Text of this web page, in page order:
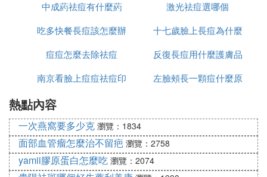
慢淡化,舒緩減淡發紅的痘印，清除黑色痘印的色素
沉積。所以，想要快速去痘印的朋友們就可以選擇結
3、維生素e去痘印方法之結合珍珠粉
用維生素e加珍珠粉，擠破一個天然維生素E膠囊，然
後加入珍珠粉，調成臉霜的程度就製作好了。維生素
E和珍珠粉的自製臉霜可以像搽臉霜那樣在臉部塗
勻，直至吸收，15分鍾後洗去即可。堅持4周，痘印
會明顯減輕的。也可選擇內服珍珠粉膠囊和維生素E
間用一次
辦
中成葯祛痘有什麼葯
激光祛痘選哪個
吃多快餐長痘該怎麼辦
十七歲臉上長痘為什麼
痘痘怎麼去除祛痘
反復長痘用什麼護膚品
祛痘
南京看臉上痘痘祛痘印
左臉頰長一顆痘什麼原
熱點內容
一次燕窩要多少克 瀏覽：1834
面部血管瘤怎麼治不留疤 瀏覽：2758
yamii膠原蛋白怎麼吃 瀏覽：2074